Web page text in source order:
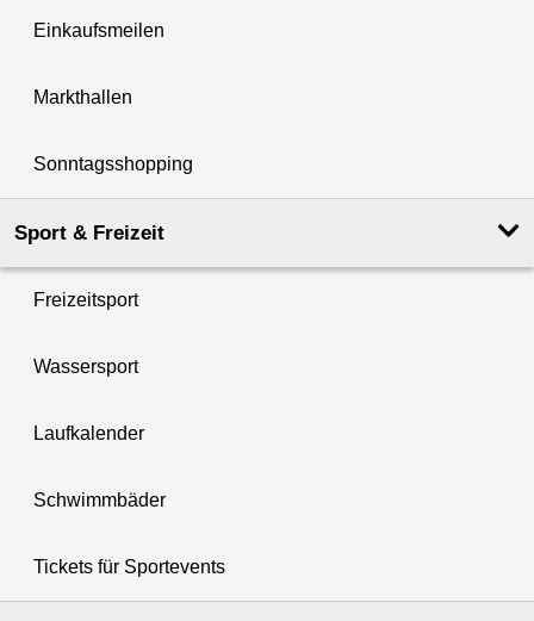
Einkaufsmeilen
Markthallen
Sonntagsshopping
Sport & Freizeit
Freizeitsport
Wassersport
Laufkalender
Schwimmbäder
Tickets für Sportevents